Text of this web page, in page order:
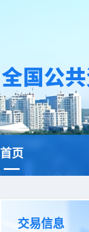
首页
交易信息